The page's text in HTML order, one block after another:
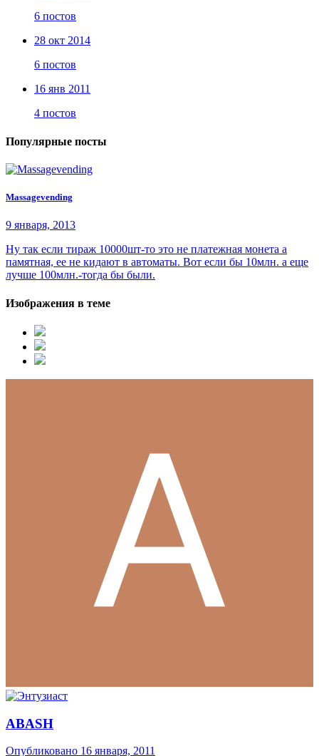
6 постов
28 окт 2014
6 постов
16 янв 2011
4 постов
Популярные посты
Massagevending
9 января, 2013
Ну так если тираж 10000шт-то это не платежная монета а
памятная, ее не кидают в автоматы. Вот если бы 10млн. а еще
лучше 100млн.-тогда бы были.
Изображения в теме
ABASH
Опубликовано 16 января, 2011